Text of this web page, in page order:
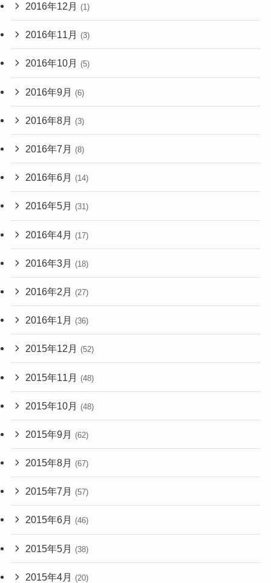
2016年12月 (1)
2016年11月 (3)
2016年10月 (5)
2016年9月 (6)
2016年8月 (3)
2016年7月 (8)
2016年6月 (14)
2016年5月 (31)
2016年4月 (17)
2016年3月 (18)
2016年2月 (27)
2016年1月 (36)
2015年12月 (52)
2015年11月 (48)
2015年10月 (48)
2015年9月 (62)
2015年8月 (67)
2015年7月 (57)
2015年6月 (46)
2015年5月 (38)
2015年4月 (20)